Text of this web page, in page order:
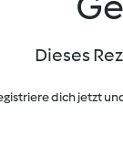
Dieses
dich jetzt